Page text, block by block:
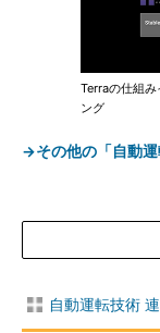
Terraの仕組
ング
→その他の「自動
自動運転技術